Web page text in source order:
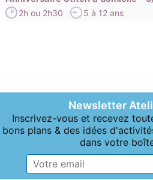
2h ou 2h30 5 à 12 ans
Newsletter
Inscrivez-vous et recevez
bons plans & des idées
dans votre